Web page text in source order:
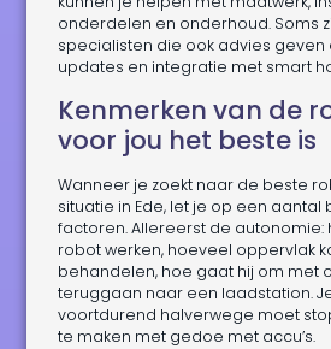
onderdelen en onderhoud. Soms
specialisten die ook advies geven
updates en integratie met smart
Kenmerken van de
voor jou het beste is
Wanneer je zoekt naar de beste
situatie in Ede, let je op een aantal
factoren. Allereerst de autonomie:
robot werken, hoeveel oppervlak
behandelen, hoe gaat hij om met
teruggaan naar een laadstation.
voortdurend halverwege moet
te maken met gedoe met accu’s.